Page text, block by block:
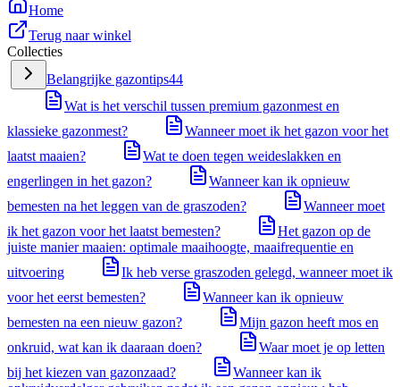
Home
Terug naar winkel
Collecties
Belangrijke gazontips44
Wat is het verschil tussen premium gazonmest en
klassieke gazonmest?
Wanneer moet ik het gazon voor het
laatst maaien?
Wat te doen tegen weideslakken en
engerlingen in het gazon?
Wanneer kan ik opnieuw
bemesten na het leggen van de graszoden?
Wanneer moet
ik het gazon voor het laatst bemesten?
Het gazon op de
juiste manier maaien: optimale maaihoogte, maaifrequentie en
uitvoering
Ik heb verse graszoden gelegd, wanneer moet ik
voor het eerst bemesten?
Wanneer kan ik opnieuw
bemesten na een nieuw gazon?
Mijn gazon heeft mos en
onkruid, wat kan ik daaraan doen?
Waar moet je op letten
bij het kiezen van gazonzaad?
Wanneer kan ik